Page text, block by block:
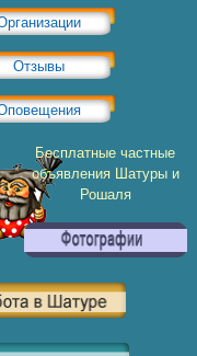
Отзывы
Бесплатные частные
объявления Шатуры и
Рошаля